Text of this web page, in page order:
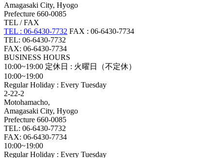
Amagasaki City, Hyogo
Prefecture 660-0085
TEL / FAX
TEL : 06-6430-7732 FAX : 06-6430-7734
TEL: 06-6430-7732
FAX: 06-6430-7734
BUSINESS HOURS
10:00~19:00 定休日 : 火曜日（不定休）
10:00~19:00
Regular Holiday : Every Tuesday
2-22-2
Motohamacho,
Amagasaki City, Hyogo
Prefecture 660-0085
TEL: 06-6430-7732
FAX: 06-6430-7734
10:00~19:00
Regular Holiday : Every Tuesday